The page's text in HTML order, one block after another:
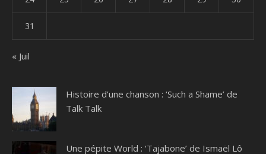
31
« Juil
Histoire d’une chanson : ‘Such a Shame’ de
Talk Talk
Une pépite World : ‘Tajabone’ de Ismaël Lô